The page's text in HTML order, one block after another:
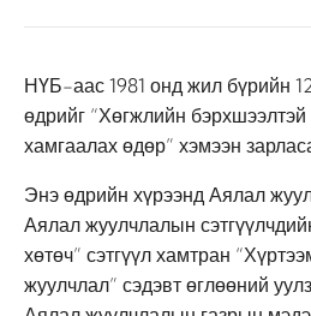
НҮБ-аас 1981 онд жил бүрийн
өдрийг “Хөгжлийн бэрхшээлтэй
хамгаалах өдөр” хэмээн
Энэ өдрийн хүрээнд Аялал
Аялал жуулчлалын
хөтөч” сэтгүүл хамтран
жуулчлал” сэдэвт өглөөний